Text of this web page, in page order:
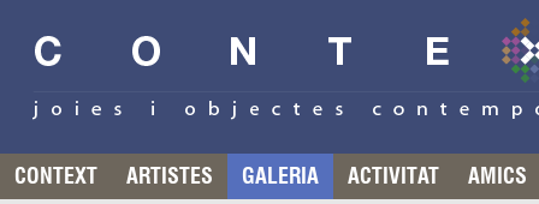
CONTEXT ARTISTES GALERIA ACTIVITAT AMICS